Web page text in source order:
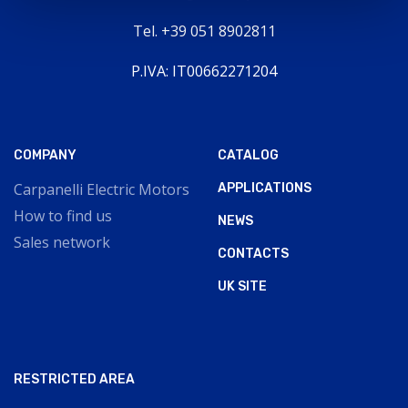
Tel. +39 051 8902811
P.IVA: IT00662271204
COMPANY
Carpanelli Electric Motors
How to find us
Sales network
CATALOG
APPLICATIONS
NEWS
CONTACTS
UK SITE
RESTRICTED AREA